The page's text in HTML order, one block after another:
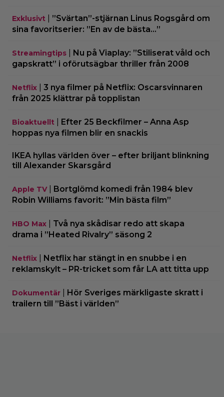
Exklusivt
”Svärtan”-stjärnan Linus Rogsgård om
sina favoritserier: ”En av de bästa…”
Streamingtips
Nu på Viaplay: ”Stiliserat våld och
gapskratt” i oförutsägbar thriller från 2008
Netflix
3 nya filmer på Netflix: Oscarsvinnaren
från 2025 klättrar på topplistan
Bioaktuellt
Efter 25 Beckfilmer – Anna Asp
hoppas nya filmen blir en snackis
IKEA hyllas världen över – efter briljant blinkning
till Alexander Skarsgård
Apple TV| Bortglömd komedi från 1984 blev
Robin Williams favorit: ”Min bästa film”
HBO Max
Två nya skådisar redo att skapa
drama i ”Heated Rivalry” säsong 2
Netflix
Netflix har stängt in en snubbe i en
reklamskylt – PR-tricket som får LA att titta upp
Dokumentär
Hör Sveriges märkligaste skratt i
trailern till ”Bäst i världen”